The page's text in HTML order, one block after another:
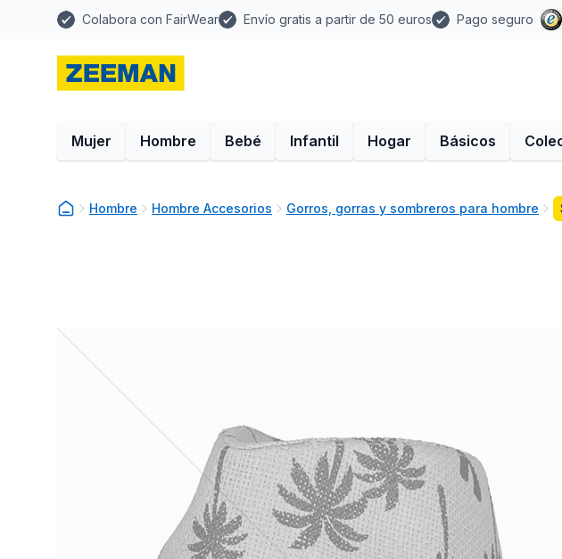
Colabora con FairWear Envío gratis a partir de 50 euros Pago seguro
Mujer Hombre Bebé Infantil Hogar Básicos
Hombre Hombre Accesorios Gorros, gorras y sombreros para hombre